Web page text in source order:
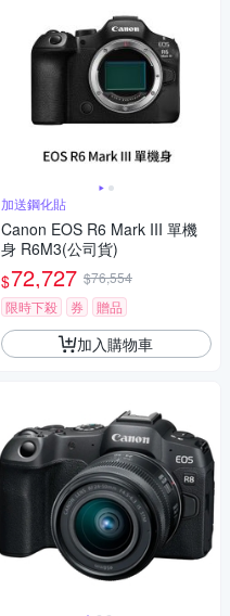
加送鋼化貼
Canon EOS R6 Mark III 單機
身 R6M3(公司貨)
$72,727 $76,554
限時下殺
券 贈品
加入購物車